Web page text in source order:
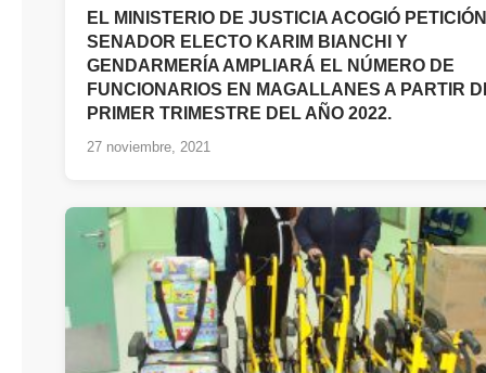
EL MINISTERIO DE JUSTICIA ACOGIÓ
SENADOR ELECTO KARIM BIANCHI Y
GENDARMERÍA AMPLIARÁ EL NÚMERO DE
FUNCIONARIOS EN MAGALLANES A PARTIR
PRIMER TRIMESTRE DEL AÑO 2022.
27 noviembre, 2021